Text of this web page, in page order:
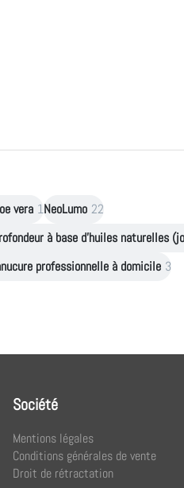
vera 1NeoLumo 22
à base d'huiles naturelles
professionnelle à domicile 3
Société
Mentions légales
Conditions générales de vente
Droit de rétractation